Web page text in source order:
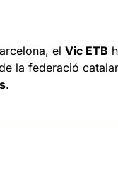
el Vic ETB
la federació
.